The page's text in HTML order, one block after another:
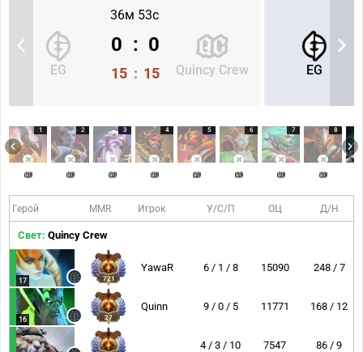
36м 53с
EG Quincy Crew
0 : 0
15 : 15 EG
1 2 3 4 5 6 7 8
Герой MMR Игрок У/С/П ОЦ Д/Н
Свет: Quincy Crew
17 721
YawaR 6 / 1 / 8 15090 248 / 7
16 27
Quinn 9 / 0 / 5 11771 168 / 12
4 / 3 / 10 7547 86 / 9